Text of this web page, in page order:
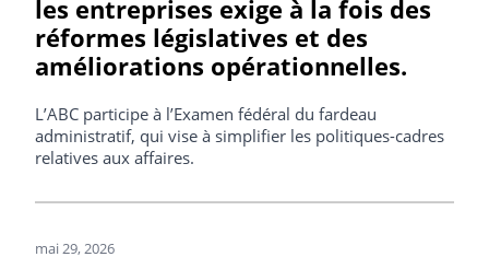
les entreprises exige à la fois des
réformes législatives et des
améliorations opérationnelles.
L’ABC participe à l’Examen fédéral du fardeau
administratif, qui vise à simplifier les politiques-cadres
relatives aux affaires.
mai 29, 2026